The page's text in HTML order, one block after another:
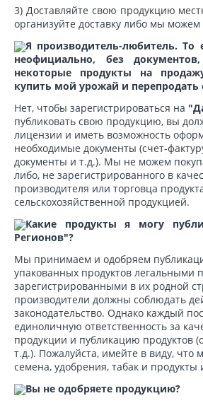
3) Доставляйте свою продукцию
организуйте доставку либо мы можем
Я производитель-любитель.
неофициально, без
некоторые продукты на
купить мой урожай и перепродать
Нет, чтобы зарегистрироваться на
публиковать свою продукцию, вы
лицензии и иметь возможность
необходимые документы (счет-
документы и т.д.). Мы не можем
либо, не зарегистрированного в
производителя или торговца
сельскохозяйственной продукцией.
Какие продукты я могу
Регионов"?
Мы принимаем и одобряем
упакованных продуктов легальными
зарегистрированными в их родной
производители должны соблюдать
законодательство. Однако каждый
единоличную ответственность за
продукции и публикацию продуктов
т.д.). Пожалуйста, имейте в виду,
семена, удобрения, табак и продукты
Вы не одобряете продукцию?